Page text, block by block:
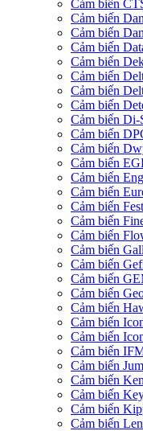
Cảm biến
Cảm biến
Cảm biến
Cảm biến
Cảm biến
Cảm biến
Cảm biến
Cảm biến
Cảm biến Di-
Cảm biến
Cảm biến
Cảm biến
Cảm biến
Cảm biến
Cảm biến
Cảm biến
Cảm biến
Cảm biến
Cảm biến
Cảm biến
Cảm biến
Cảm biến
Cảm biến
Cảm biến
Cảm biến
Cảm biến
Cảm biến
Cảm biến
Cảm biến
Cảm biến